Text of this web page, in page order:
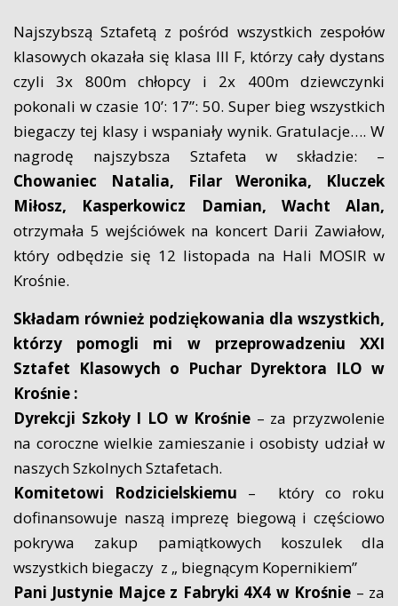
Najszybszą Sztafetą z pośród wszystkich zespołów
klasowych okazała się klasa III F, którzy cały dystans
czyli 3x 800m chłopcy i 2x 400m dziewczynki
pokonali w czasie 10’: 17”: 50. Super bieg wszystkich
biegaczy tej klasy i wspaniały wynik. Gratulacje…. W
nagrodę najszybsza Sztafeta w składzie: –
Chowaniec Natalia, Filar Weronika, Kluczek
Miłosz, Kasperkowicz Damian, Wacht Alan,
otrzymała 5 wejściówek na koncert Darii Zawiałow,
który odbędzie się 12 listopada na Hali MOSIR w
Krośnie.
Składam również podziękowania dla wszystkich,
którzy pomogli mi w przeprowadzeniu XXI
Sztafet Klasowych o Puchar Dyrektora ILO w
Krośnie :
Dyrekcji Szkoły I LO w Krośnie – za przyzwolenie
na coroczne wielkie zamieszanie i osobisty udział w
naszych Szkolnych Sztafetach.
Komitetowi Rodzicielskiemu – który co roku
dofinansowuje naszą imprezę biegową i częściowo
pokrywa zakup pamiątkowych koszulek dla
wszystkich biegaczy z „ biegnącym Kopernikiem”
Pani Justynie Majce z Fabryki 4X4 w Krośnie – za